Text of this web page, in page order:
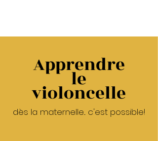
Apprendre
le
violoncelle
dès la maternelle... c'est possible!